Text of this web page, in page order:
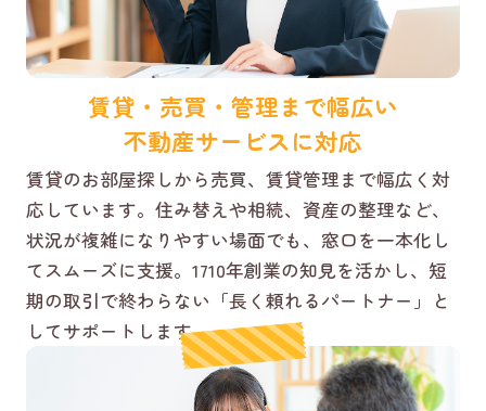
賃貸・売買・管理まで幅広い
不動産サービスに対応
賃貸のお部屋探しから売買、賃貸管理まで幅広く対
応しています。住み替えや相続、資産の整理など、
状況が複雑になりやすい場面でも、窓口を一本化し
てスムーズに支援。1710年創業の知見を活かし、短
期の取引で終わらない「長く頼れるパートナー」と
してサポートします。